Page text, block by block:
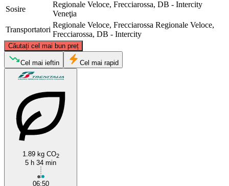
Sosire
Regionale Veloce, Frecciarossa, DB - Intercity
Veneţia
Transportatori
Regionale Veloce, Frecciarossa Regionale Veloce,
Frecciarossa, DB - Intercity
Căutați cel mai bun preț
Sarzana
©CARTO, ©
Cel mai ieftin Cel mai rapid
1.89 kg CO2
5 h 34 min
06:50